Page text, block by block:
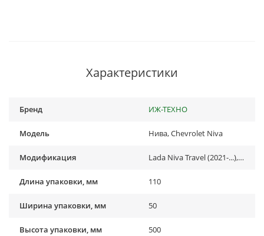
Характеристики
Бренд ИЖ-ТЕХНО
Модель Нива, Chevrolet Niva
Модификация Lada Niva Travel (2021-...), Нива (1977-...), Нива Шевроле (1998-2020)
Длина упаковки, мм 110
Ширина упаковки, мм 50
Высота упаковки, мм 500